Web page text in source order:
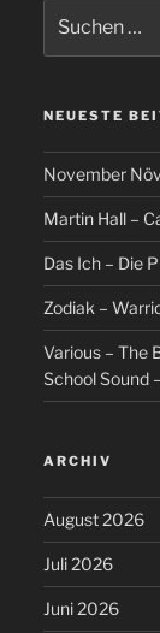
nach:
NEUESTE
November
Martin Hall –
Das Ich – Die
Zodiak –
Various – The
School Sound
ARCHIV
August 2026
Juli 2026
Juni 2026